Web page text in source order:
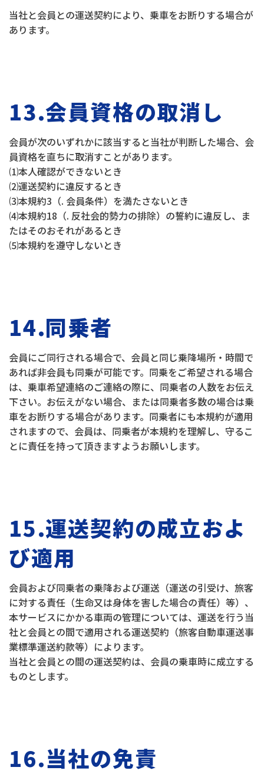
当社と会員との運送契約により、乗車をお断りする場合が
あります。
13.会員資格の取消し
会員が次のいずれかに該当すると当社が判断した場合、会
員資格を直ちに取消すことがあります。
⑴本人確認ができないとき
⑵運送契約に違反するとき
⑶本規約3（. 会員条件）を満たさないとき
⑷本規約18（. 反社会的勢力の排除）の誓約に違反し、ま
たはそのおそれがあるとき
⑸本規約を遵守しないとき
14.同乗者
会員にご同行される場合で、会員と同じ乗降場所・時間で
あれば非会員も同乗が可能です。同乗をご希望される場合
は、乗車希望連絡のご連絡の際に、同乗者の人数をお伝え
下さい。お伝えがない場合、または同乗者多数の場合は乗
車をお断りする場合があります。同乗者にも本規約が適用
されますので、会員は、同乗者が本規約を理解し、守るこ
とに責任を持って頂きますようお願いします。
15.運送契約の成立およ
び適用
会員および同乗者の乗降および運送（運送の引受け、旅客
に対する責任（生命又は身体を害した場合の責任）等）、
本サービスにかかる車両の管理については、運送を行う当
社と会員との間で適用される運送契約（旅客自動車運送事
業標準運送約款等）によります。
当社と会員との間の運送契約は、会員の乗車時に成立する
ものとします。
16.当社の免責